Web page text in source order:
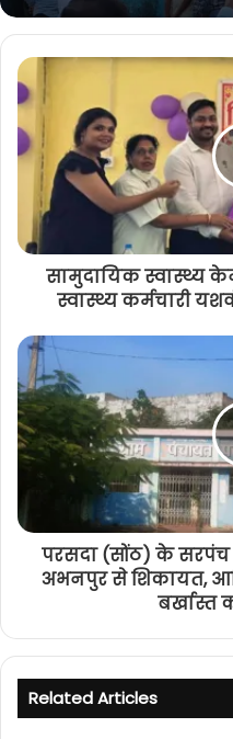
सामुदायिक स्वास्थ्य
स्वास्थ्य कर्मचारी
परसदा (सोंठ) के सरपंच
अभनपुर से शिकायत,
बर्खास्त
Related Articles